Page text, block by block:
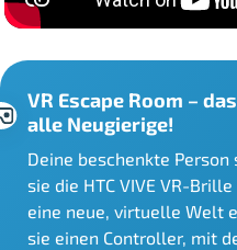
VR Escape Room –
alle Neugierige!
Deine beschenkte
sie die HTC VIVE VR-
eine neue, virtuelle Welt
sie einen Controller, mit